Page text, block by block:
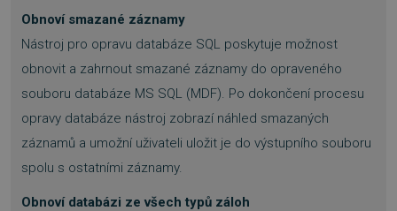
Obnoví smazané záznamy
Nástroj pro opravu databáze SQL poskytuje možnost
obnovit a zahrnout smazané záznamy do opraveného
souboru databáze MS SQL (MDF). Po dokončení procesu
opravy databáze nástroj zobrazí náhled smazaných
záznamů a umožní uživateli uložit je do výstupního souboru
spolu s ostatními záznamy.
Obnoví databázi ze všech typů záloh